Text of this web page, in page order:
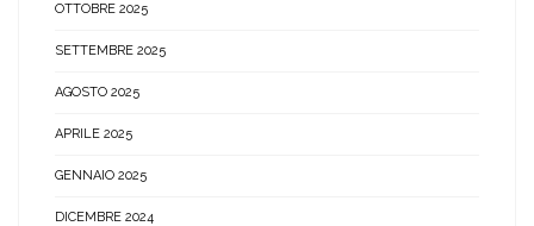
OTTOBRE 2025
SETTEMBRE 2025
AGOSTO 2025
APRILE 2025
GENNAIO 2025
DICEMBRE 2024